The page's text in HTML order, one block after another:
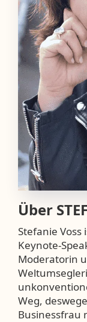
Über
Stefanie
Keynote-
Moderatorin
Weg,
Businessfrau